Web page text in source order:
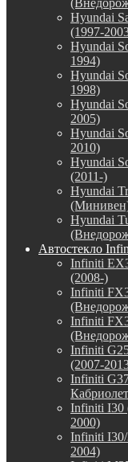
Hyundai
(1997-
Hyundai
1994)
Hyundai
1998)
Hyundai
2005)
Hyundai
2010)
Hyundai
(2011-)
Hyundai
Hyundai
Автостекло
Infiniti
(2008-)
Infiniti
Infiniti
Infiniti
(2007-
Infiniti
Infiniti I30
2000)
Infiniti
2004)